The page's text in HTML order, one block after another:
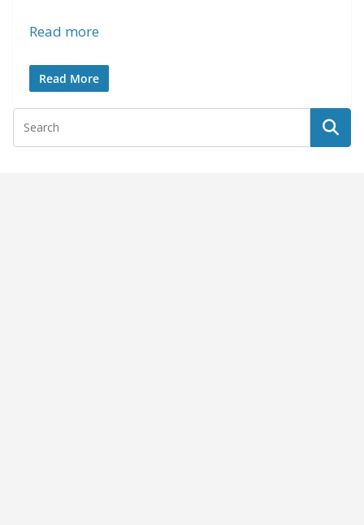
Read more
Read More